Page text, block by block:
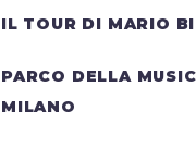
IL TOUR DI MARIO
PARCO DELLA
MILANO